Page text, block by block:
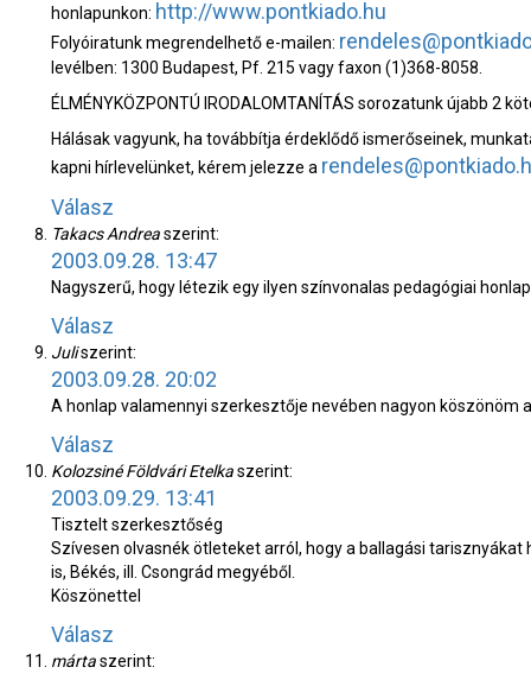
honlapunkon: http://www.pontkiado.hu
Folyóiratunk megrendelhető e-mailen:
levélben: 1300 Budapest, Pf. 215 vagy faxon (1)368-8058.
ÉLMÉNYKÖZPONTÚ IRODALOMTANÍTÁS sorozatunk újabb 2
Hálásak vagyunk, ha továbbítja érdeklődő ismerőseinek,
kapni hírlevelünket, kérem jelezze a
Válasz
Takacs Andreaszerint:
2003.09.28. 13:47
Nagyszerű, hogy létezik egy ilyen színvonalas pedagógiai honlap
Válasz
Juliszerint:
2003.09.28. 20:02
A honlap valamennyi szerkesztője nevében nagyon köszönöm
Válasz
Kolozsiné Földvári Etelkaszerint:
2003.09.29. 13:41
Tisztelt szerkesztőség
Szívesen olvasnék ötleteket arról, hogy a ballagási
is, Békés, ill. Csongrád megyéből.
Köszönettel
Válasz
mártaszerint: